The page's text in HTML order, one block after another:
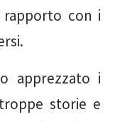
rapporto con i
apprezzato i
storie e